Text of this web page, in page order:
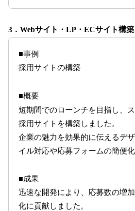
3．Webサイト・LP・ECサイト構
■事例
採用サイトの構築
■概要
短期間でのローンチを目指し、
採用サイトを構築しました。
企業の魅力を効果的に伝えるデ
イル対応や応募フォームの簡便化
■成果
迅速な開発により、応募数の増
化に貢献しました。